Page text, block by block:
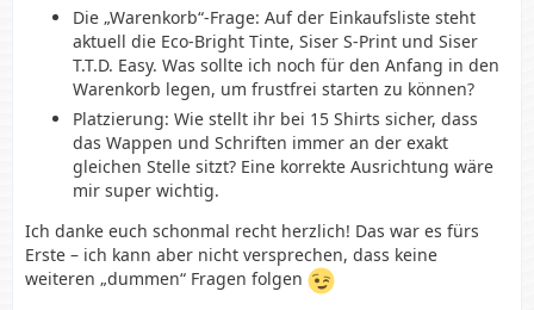
Die „Warenkorb“-Frage: Auf der Einkaufsliste steht
aktuell die Eco-Bright Tinte, Siser S-Print und Siser
T.T.D. Easy. Was sollte ich noch für den Anfang in den
Warenkorb legen, um frustfrei starten zu können?
Platzierung: Wie stellt ihr bei 15 Shirts sicher, dass
das Wappen und Schriften immer an der exakt
gleichen Stelle sitzt? Eine korrekte Ausrichtung wäre
mir super wichtig.
Ich danke euch schonmal recht herzlich! Das war es fürs
Erste – ich kann aber nicht versprechen, dass keine
weiteren „dummen“ Fragen folgen